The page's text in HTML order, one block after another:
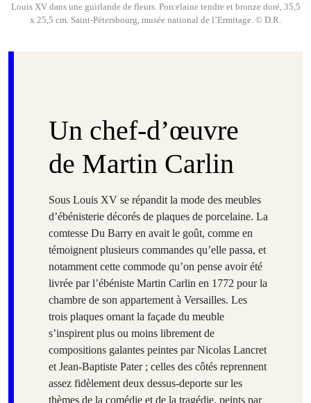
Louis XV dans une guirlande de fleurs. Porcelaine tendre et bronze doré, 35,5
x 25,5 cm. Saint-Pétersbourg, musée national de l’Ermitage. © D.R.
Un chef-d’œuvre
de Martin Carlin
Sous Louis XV se répandit la mode des meubles
d’ébénisterie décorés de plaques de porcelaine. La
comtesse Du Barry en avait le goût, comme en
témoignent plusieurs commandes qu’elle passa, et
notamment cette commode qu’on pense avoir été
livrée par l’ébéniste Martin Carlin en 1772 pour la
chambre de son appartement à Versailles. Les
trois plaques ornant la façade du meuble
s’inspirent plus ou moins librement de
compositions galantes peintes par Nicolas Lancret
et Jean-Baptiste Pater ; celles des côtés reprennent
assez fidèlement deux dessus-deporte sur les
thèmes de la comédie et de la tragédie, peints par